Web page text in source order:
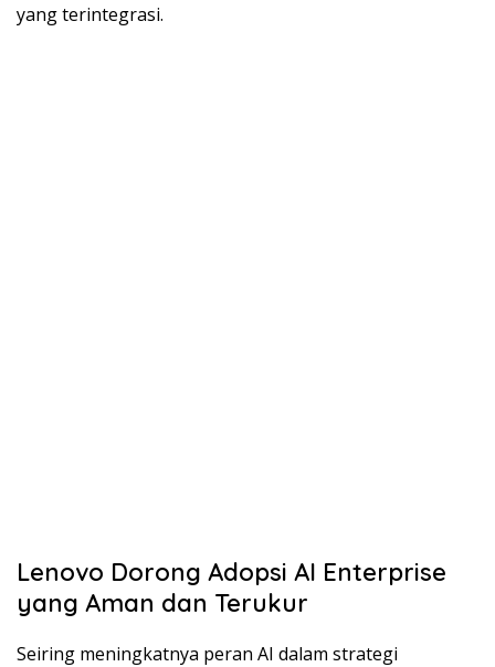
yang terintegrasi.
Lenovo Dorong Adopsi AI Enterprise
yang Aman dan Terukur
Seiring meningkatnya peran AI dalam strategi